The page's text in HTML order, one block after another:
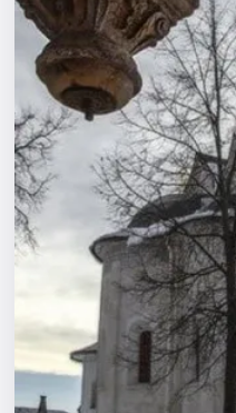
Спорт
События
Города
Площадки
Артисты
Рейтинги